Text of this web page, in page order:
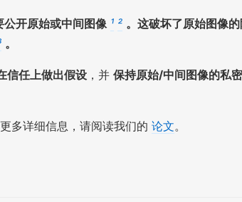
公开原始或中间图像 ¹ ² 。这破坏了原始图像
。
信任上做出假设 ，并 保持原始/中间图像的私
多详细信息，请阅读我们的 论文。